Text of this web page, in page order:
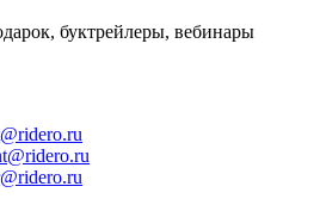
буктрейлеры, вебинары